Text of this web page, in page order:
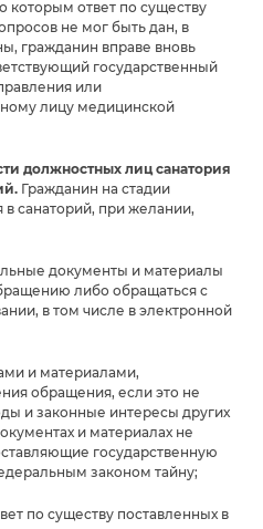
которым ответ по существу
не мог быть дан, в
гражданин вправе вновь
государственный
или
лицу медицинской
должностных лиц санатория
Гражданин на стадии
санаторий, при желании,
документы и материалы
либо обращаться с
в том числе в электронной
и материалами,
обращения, если это не
и законные интересы других
и материалах не
государственную
законом тайну;
по существу поставленных в